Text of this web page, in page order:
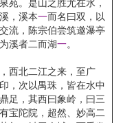
，溪本一而名曰双，以
流，陈宗伯尝筑邀瀑亭
溪者二而湖一。
西北二江之来，至广
，次以禺珠，皆在水中
足，其西曰象岭，曰三
宝陀院，超然、妙高二